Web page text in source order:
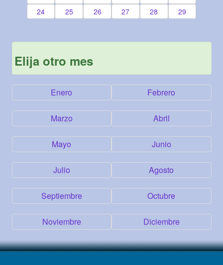
24
25 26 27 28 29
Elija otro mes
Enero Febrero
Marzo Abril
Mayo Junio
Julio Agosto
Septiembre Octubre
Noviembre Diciembre